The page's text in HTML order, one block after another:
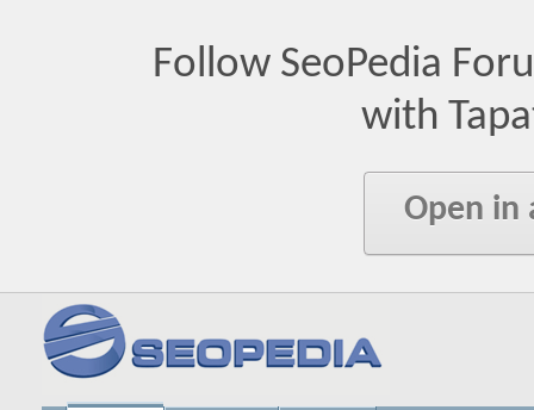
Follow SeoPedia
with
Open in